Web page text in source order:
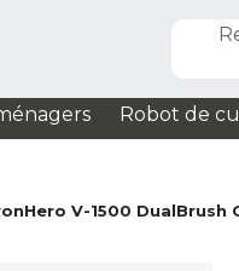
Robot de
V-1500 DualBrush